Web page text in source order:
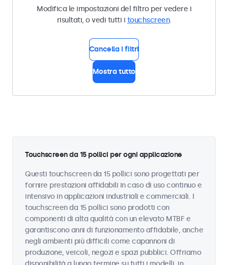
Modifica le impostazioni del filtro per vedere i
risultati, o vedi tutti i touchscreen.
Cancella i filtri
Mostra tutto
Touchscreen da 15 pollici per ogni applicazione
Questi touchscreen da 15 pollici sono progettati per
fornire prestazioni affidabili in caso di uso continuo e
intensivo in applicazioni industriali e commerciali. I
touchscreen da 15 pollici sono prodotti con
componenti di alta qualità con un elevato MTBF e
garantiscono anni di funzionamento affidabile, anche
negli ambienti più difficili come capannoni di
produzione, veicoli, negozi e spazi pubblici. Offriamo